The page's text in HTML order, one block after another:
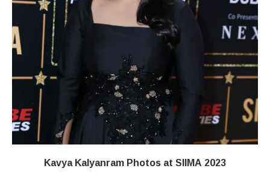
Kavya Kalyanram Photos at SIIMA 2023